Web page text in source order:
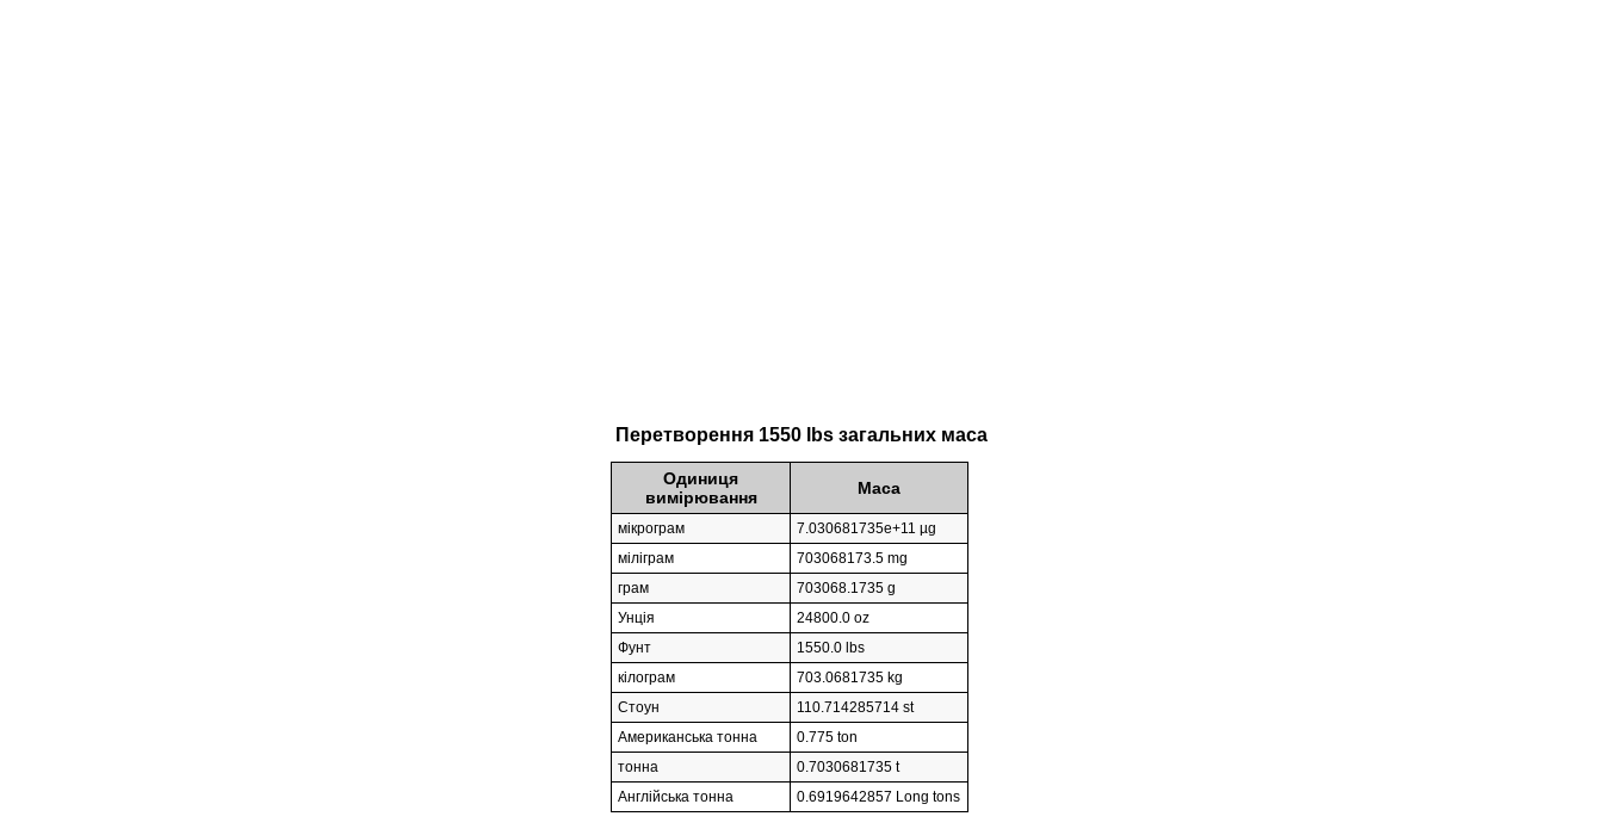
Перетворення 1550 lbs загальних маса
Одиниця
вимірювання
Маса
мікрограм
7.030681735e+11 µg
міліграм
703068173.5 mg
грам
703068.1735 g
Унція
24800.0 oz
Фунт
1550.0 lbs
кілограм
703.0681735 kg
Стоун
110.714285714 st
Американська тонна
0.775 ton
тонна
0.7030681735 t
Англійська тонна
0.6919642857 Long tons